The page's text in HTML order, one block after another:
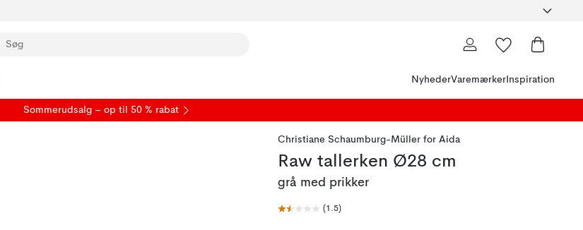
NyhederVaremærker Inspiration
Sommerudsalg – op til 50 % rabat
Christiane Schaumburg-Müller for Aida
Raw tallerken Ø28 cm
grå med prikker
(1.5)